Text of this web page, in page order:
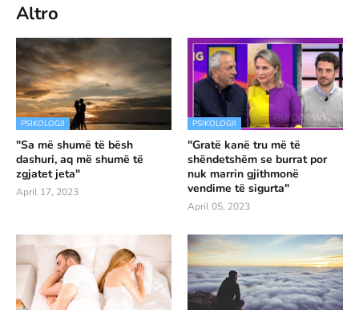
Altro
PSIKOLOGJI
"Sa më shumë të bësh
dashuri, aq më shumë të
zgjatet jeta"
April 17, 2023
PSIKOLOGJI
"Gratë kanë tru më të
shëndetshëm se burrat por
nuk marrin gjithmonë
vendime të sigurta"
April 05, 2023